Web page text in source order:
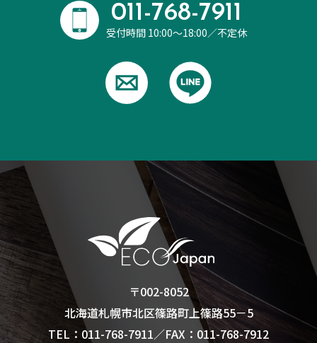
011-768-7911
受付時間 10:00～18:00／不定休
〒002-8052
北海道札幌市北区篠路町上篠路55－5
TEL：011-768-7911／FAX：011-768-7912